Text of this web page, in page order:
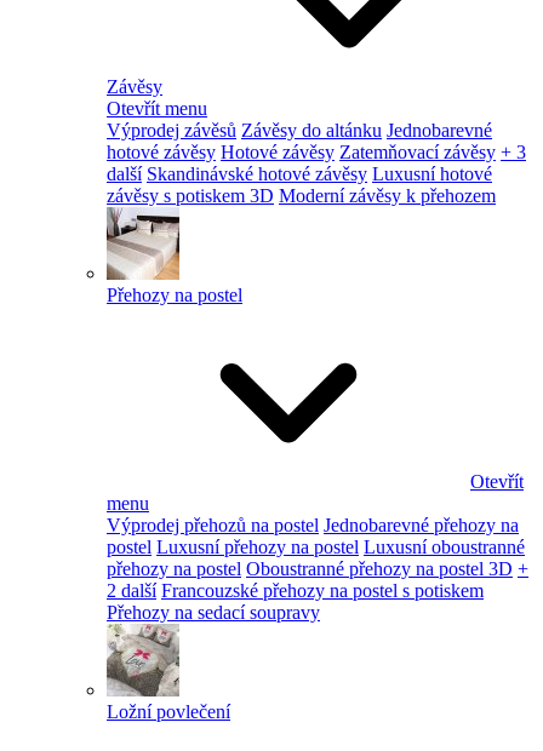
Závěsy
Otevřít menu
Výprodej závěsů Závěsy do altánku Jednobarevné
hotové závěsy Hotové závěsy Zatemňovací závěsy + 3
další Skandinávské hotové závěsy Luxusní hotové
závěsy s potiskem 3D Moderní závěsy k přehozem
Přehozy na postel
Otevřít
menu
Výprodej přehozů na postel Jednobarevné přehozy na
postel Luxusní přehozy na postel Luxusní oboustranné
přehozy na postel Oboustranné přehozy na postel 3D +
2 další Francouzské přehozy na postel s potiskem
Přehozy na sedací soupravy
Ložní povlečení